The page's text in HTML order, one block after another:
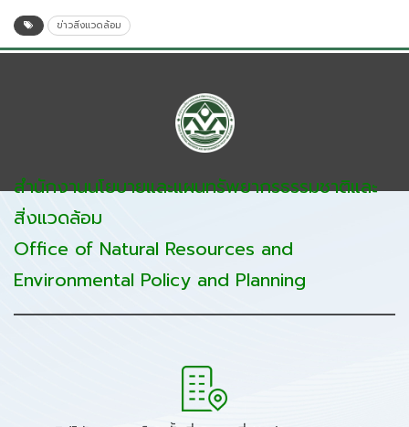
ข่าวสิ่งแวดล้อม
สำนักงานนโยบายและแผนทรัพยากรธรรมชาติและ
สิ่งแวดล้อม
Office of Natural Resources and
Environmental Policy and Planning